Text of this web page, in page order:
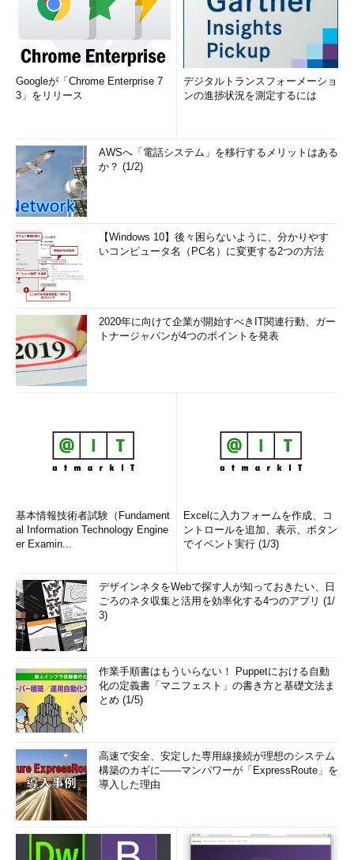
Googleが「Chrome Enterprise 7
3」をリリース
デジタルトランスフォーメーショ
ンの進捗状況を測定するには
AWSへ「電話システム」を移行するメリットはある
か？ (1/2)
【Windows 10】後々困らないように、分かりやす
いコンピュータ名（PC名）に変更する2つの方法
2020年に向けて企業が開始すべきIT関連行動、ガー
トナージャパンが4つのポイントを発表
基本情報技術者試験（Fundament
al Information Technology Engine
er Examin...
Excelに入力フォームを作成、コ
ントロールを追加、表示、ボタン
でイベント実行 (1/3)
デザインネタをWebで探す人が知っておきたい、日
ごろのネタ収集と活用を効率化する4つのアプリ (1/
3)
作業手順書はもういらない！ Puppetにおける自動
化の定義書「マニフェスト」の書き方と基礎文法ま
とめ (1/5)
高速で安全、安定した専用線接続が理想のシステム
構築のカギに――マンパワーが「ExpressRoute」を
導入した理由